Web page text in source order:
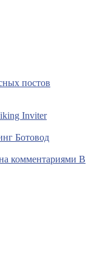
постов
Inviter
Ботовод
комментариями В